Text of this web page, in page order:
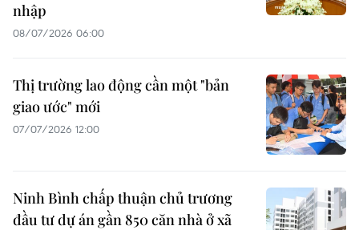
nhập
08/07/2026 06:00
Thị trường lao động cần một "bản
giao ước" mới
07/07/2026 12:00
Ninh Bình chấp thuận chủ trương
đầu tư dự án gần 850 căn nhà ở xã